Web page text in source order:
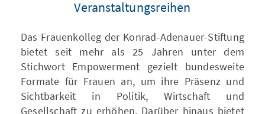
Veranstaltungsreihen
Das Frauenkolleg der Konrad-Adenauer-Stiftung
bietet seit mehr als 25 Jahren unter dem
Stichwort Empowerment gezielt bundesweite
Formate für Frauen an, um ihre Präsenz und
Sichtbarkeit in Politik, Wirtschaft und
Gesellschaft zu erhöhen. Darüber hinaus bietet